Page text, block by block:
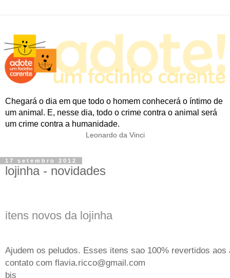
Chegará o dia em que todo o homem conhecerá o íntimo de
um animal. E, nesse dia, todo o crime contra o animal será
um crime contra a humanidade.
Leonardo da Vinci
17 setembro 2012
lojinha - novidades
itens novos da lojinha
Ajudem os peludos. Esses itens sao 100% revertidos aos
contato com flavia.ricco@gmail.com
bjs